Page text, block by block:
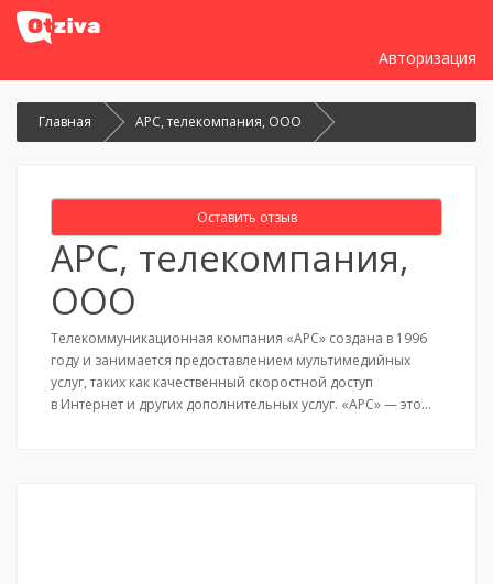
Авторизация
Главная АРС, телекомпания, ООО
Оставить отзыв
АРС, телекомпания,
ООО
Телекоммуникационная компания «АРС» создана в 1996
году и занимается предоставлением мультимедийных
услуг, таких как качественный скоростной доступ
в Интернет и других дополнительных услуг. «АРС» — это…